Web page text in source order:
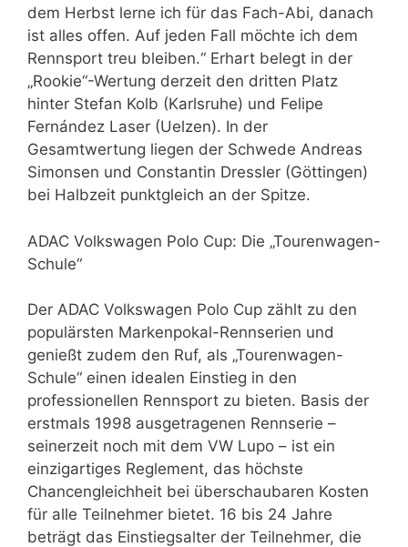
dem Herbst lerne ich für das Fach-Abi, danach
ist alles offen. Auf jeden Fall möchte ich dem
Rennsport treu bleiben.“ Erhart belegt in der
„Rookie“-Wertung derzeit den dritten Platz
hinter Stefan Kolb (Karlsruhe) und Felipe
Fernández Laser (Uelzen). In der
Gesamtwertung liegen der Schwede Andreas
Simonsen und Constantin Dressler (Göttingen)
bei Halbzeit punktgleich an der Spitze.
ADAC Volkswagen Polo Cup: Die „Tourenwagen-
Schule“
Der ADAC Volkswagen Polo Cup zählt zu den
populärsten Markenpokal-Rennserien und
genießt zudem den Ruf, als „Tourenwagen-
Schule“ einen idealen Einstieg in den
professionellen Rennsport zu bieten. Basis der
erstmals 1998 ausgetragenen Rennserie –
seinerzeit noch mit dem VW Lupo – ist ein
einzigartiges Reglement, das höchste
Chancengleichheit bei überschaubaren Kosten
für alle Teilnehmer bietet. 16 bis 24 Jahre
beträgt das Einstiegsalter der Teilnehmer, die